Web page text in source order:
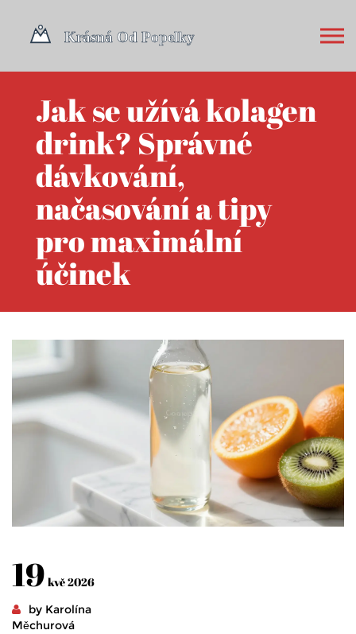
Jak se užívá kolagen
drink? Správné
dávkování,
načasování a tipy
pro maximální
účinek
19 kvě 2026
by Karolína
Měchurová